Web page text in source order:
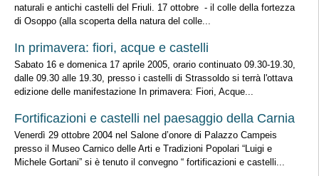
naturali e antichi castelli del Friuli. 17 ottobre - il colle della fortezza
di Osoppo (alla scoperta della natura del colle...
In primavera: fiori, acque e castelli
Sabato 16 e domenica 17 aprile 2005, orario continuato 09.30-19.30,
dalle 09.30 alle 19.30, presso i castelli di Strassoldo si terrà l'ottava
edizione delle manifestazione In primavera: Fiori, Acque...
Fortificazioni e castelli nel paesaggio della Carnia
Venerdì 29 ottobre 2004 nel Salone d’onore di Palazzo Campeis
presso il Museo Carnico delle Arti e Tradizioni Popolari “Luigi e
Michele Gortani” si è tenuto il convegno “ fortificazioni e castelli...